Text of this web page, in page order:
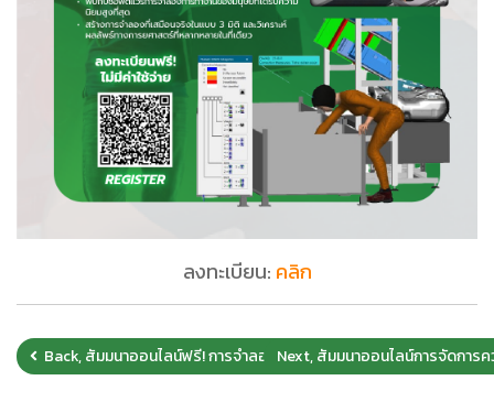
ลงทะเบียน: คลิก
Back, สัมมนาออนไลน์ฟรี! การจำลองโมเลกุลหลายระดับสำหรับพัฒน
Next, สัมมนาออนไลน์การจัดการ